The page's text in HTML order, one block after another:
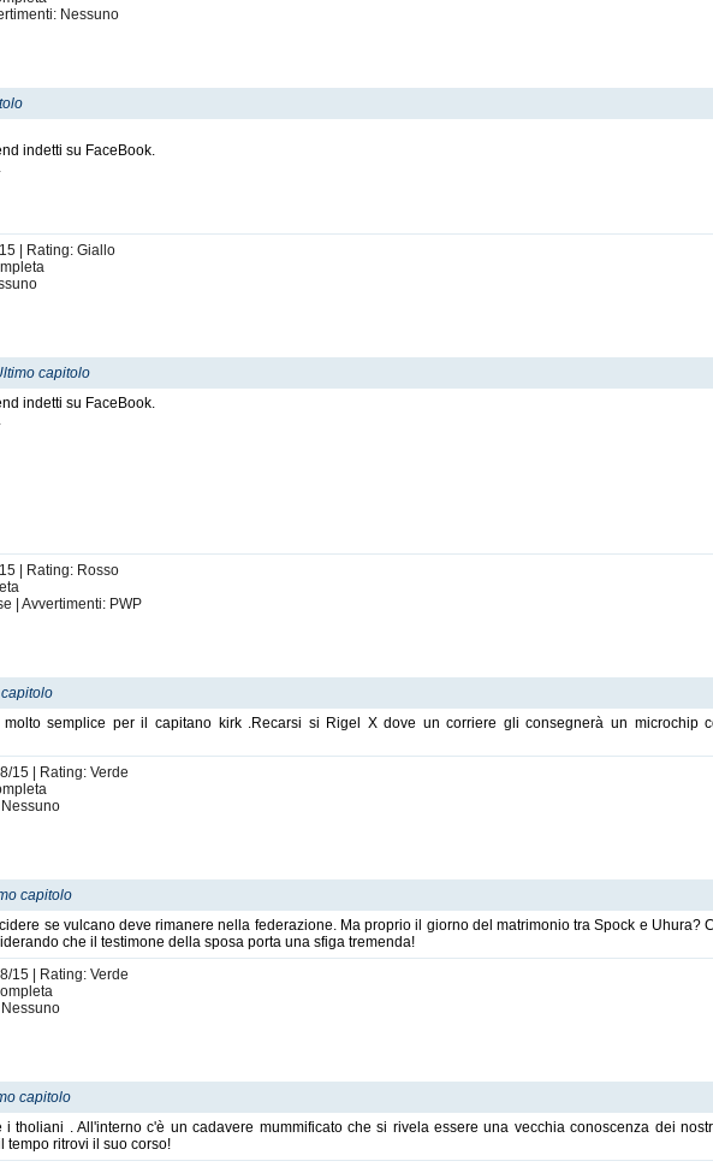
Nessuno
indetti su FaceBook.
| Rating: Giallo
capitolo
indetti su FaceBook.
| Rating: Rosso
| Avvertimenti: PWP
semplice per il capitano kirk .Recarsi si Rigel X dove un corriere gli consegnerà un microchip
15 | Rating: Verde
capitolo
se vulcano deve rimanere nella federazione. Ma proprio il giorno del matrimonio tra Spock e Uhura?
che il testimone della sposa porta una sfiga tremenda!
15 | Rating: Verde
capitolo
tholiani . All'interno c'è un cadavere mummificato che si rivela essere una vecchia conoscenza dei
tempo ritrovi il suo corso!